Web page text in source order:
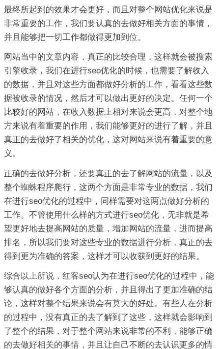
最终所起到的效果才会更好，而且对整个网站优化来说是
非常重要的工作，我们要认真的去做好相关方面的事情，
并且能够把一切工作都做得更加到位。
网站当中的文章内容，真正的比较合理，这样就会被搜索
引擎收录，我们在进行seo优化的时候，也需要了解收入
的数据，并且对这些方面都做好分析的工作，看看这些数
据被收录的情况，然后才可以做出更好的决定。任何一个
比较好的网站，在收入数据上相对来说会更高，对整个地
方来说有着重要的作用，我们能够更好的进行了解，并且
真正的去做好了相关的优化，这对网站来说有着重要的意
义。
正确的去做好分析，还要真正的去了解网站的流量，以及
整个蜘蛛程序爬行，这两个方面是非常专业的数据，我们
在进行seo优化的过程中，同样需要对这两点做好分析的
工作。不管使用什么样的方式进行seo优化，无非就是希
望更好地去提高网站的质量，增加网站的流量，进而提高
排名，所以我们要对这些专业的数据进行分析，真正的去
得到更为准确的答案，这样才可以收获到更好的结果。
综合以上所说，红客seo认为在进行seo优化的过程中，能
够认真的做好各个方面的分析，并且得出了更加准确的结
论，这样对整个结果来说会有莫大的好处。有些人在分析
的过程中，没有真正的去了解到了这些，这样就会影响到
了整个的结果，对于整个网站来说非常的不利，能够正确
的去做好相关的事情，并且让自己不断的去认识更多的情